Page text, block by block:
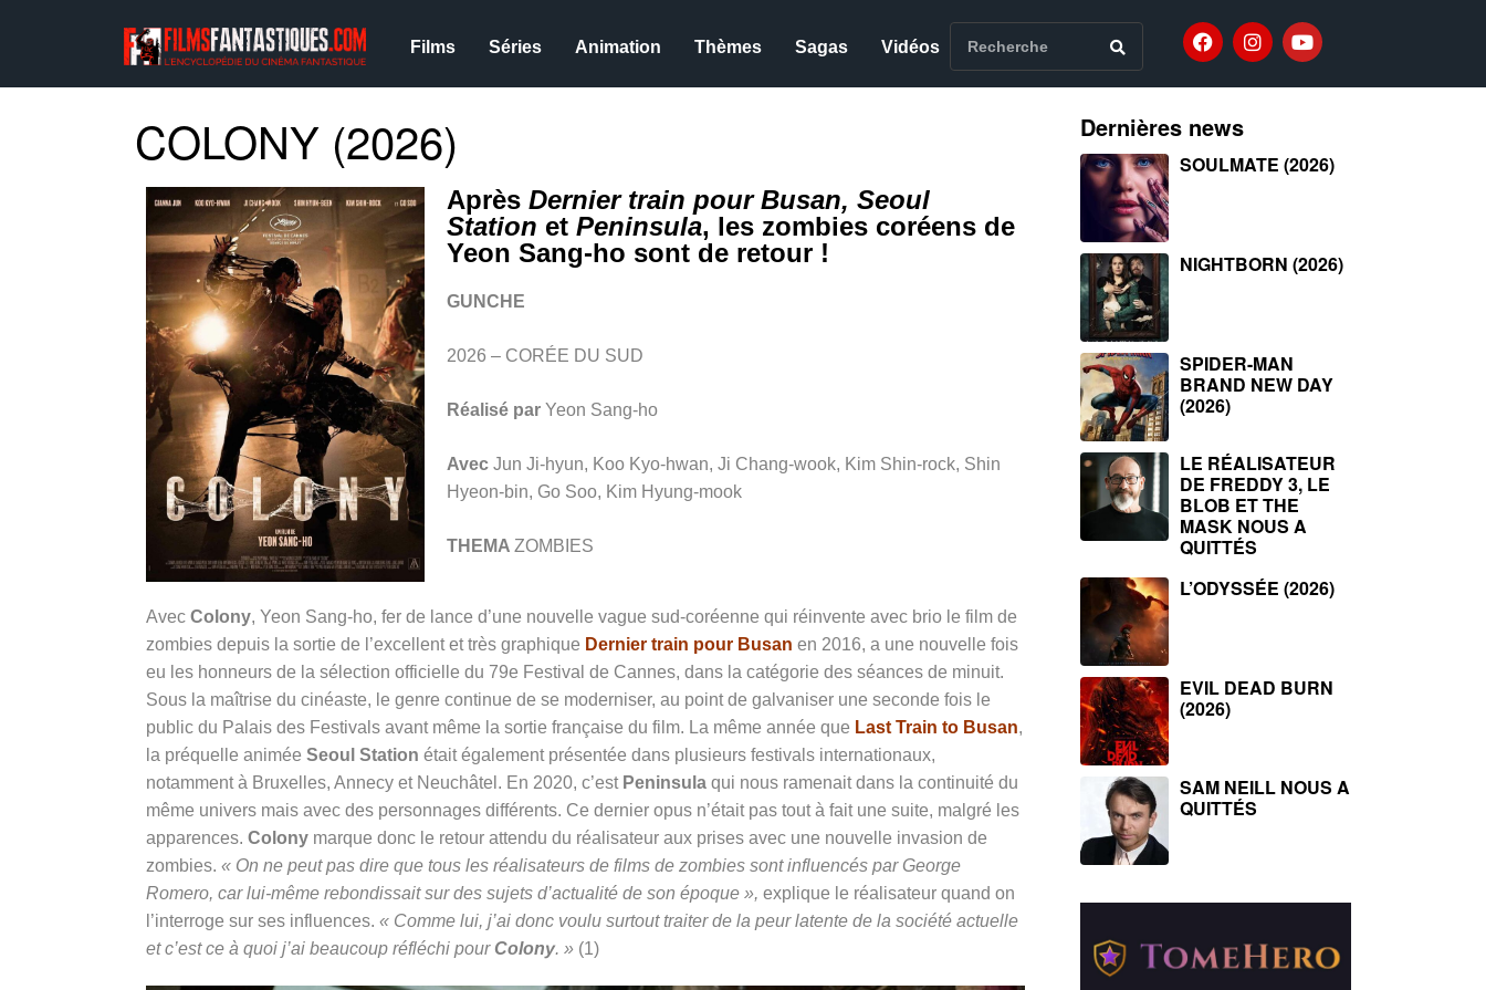
Films Séries Animation Thèmes Sagas Vidéos
COLONY (2026)
Après Dernier train pour Busan, Seoul
Station et Peninsula, les zombies coréens de
Yeon Sang-ho sont de retour !
GUNCHE
2026 – CORÉE DU SUD
Réalisé par Yeon Sang-ho
Avec Jun Ji-hyun, Koo Kyo-hwan, Ji Chang-wook, Kim Shin-rock, Shin
Hyeon-bin, Go Soo, Kim Hyung-mook
THEMA ZOMBIES
Avec Colony, Yeon Sang-ho, fer de lance d’une nouvelle vague sud-coréenne qui réinvente avec brio le film de
zombies depuis la sortie de l’excellent et très graphique Dernier train pour Busan en 2016, a une nouvelle fois
eu les honneurs de la sélection officielle du 79e Festival de Cannes, dans la catégorie des séances de minuit.
Sous la maîtrise du cinéaste, le genre continue de se moderniser, au point de galvaniser une seconde fois le
public du Palais des Festivals avant même la sortie française du film. La même année que Last Train to Busan,
la préquelle animée Seoul Station était également présentée dans plusieurs festivals internationaux,
notamment à Bruxelles, Annecy et Neuchâtel. En 2020, c’est Peninsula qui nous ramenait dans la continuité du
même univers mais avec des personnages différents. Ce dernier opus n’était pas tout à fait une suite, malgré les
apparences. Colony marque donc le retour attendu du réalisateur aux prises avec une nouvelle invasion de
zombies. « On ne peut pas dire que tous les réalisateurs de films de zombies sont influencés par George
Romero, car lui-même rebondissait sur des sujets d’actualité de son époque », explique le réalisateur quand on
l’interroge sur ses influences. « Comme lui, j’ai donc voulu surtout traiter de la peur latente de la société actuelle
et c’est ce à quoi j’ai beaucoup réfléchi pour Colony. » (1)
Dernières news
SOULMATE (2026)
NIGHTBORN (2026)
SPIDER-MAN
BRAND NEW DAY
(2026)
LE RÉALISATEUR
DE FREDDY 3, LE
BLOB ET THE
MASK NOUS A
QUITTÉS
L’ODYSSÉE (2026)
EVIL DEAD BURN
(2026)
SAM NEILL NOUS A
QUITTÉS